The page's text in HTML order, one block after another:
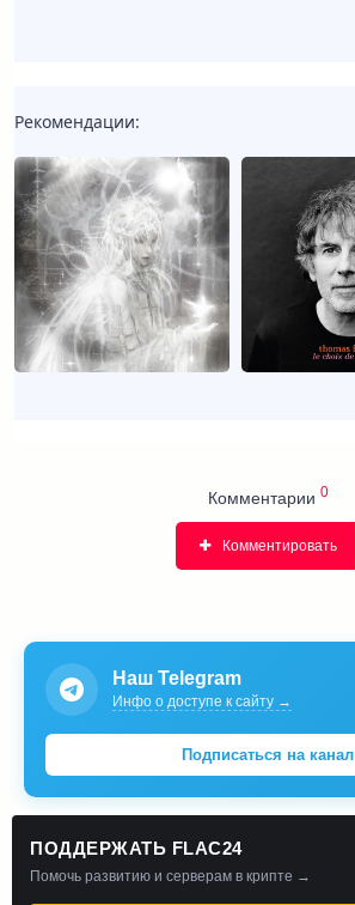
Рекомендации:
Комментарии 0
Комментировать
Наш Telegram
Инфо о доступе к сайту →
Подписаться на канал
ПОДДЕРЖАТЬ FLAC24
Помочь развитию и серверам в крипте →